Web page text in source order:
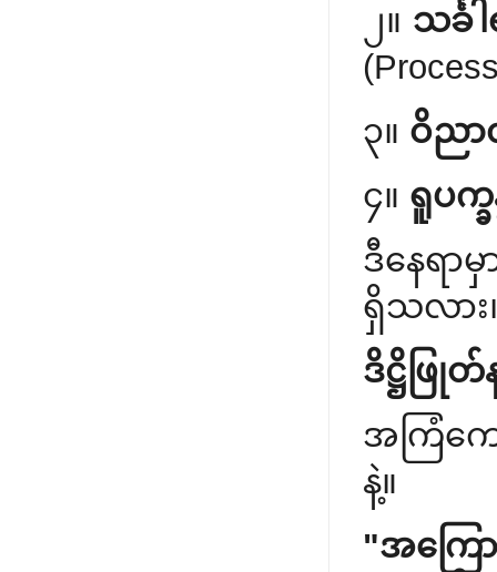
၂။ သင်္ခါ
၃။ ဝိညာ
၄။ ရူပက္ခ
ဒီနေရာ
ရှိသလား
ဒိဋ္ဌိဖြု
အကြံက
နဲ့။
"အက